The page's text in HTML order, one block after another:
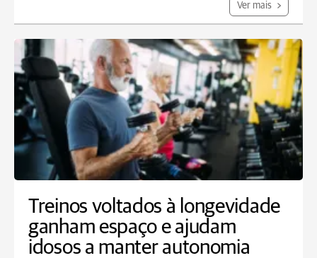
Ver mais
Treinos voltados à longevidade
ganham espaço e ajudam
idosos a manter autonomia